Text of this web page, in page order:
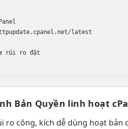
latest
rủi ro đặt
Bản Quyền linh hoạt
ro công, kích dễ dùng hoạt bản